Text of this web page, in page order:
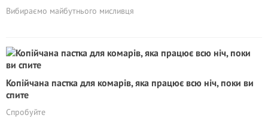
Вибираємо майбутнього мисливця
Копійчана пастка для комарів, яка працює всю ніч, поки ви
спите
Спробуйте